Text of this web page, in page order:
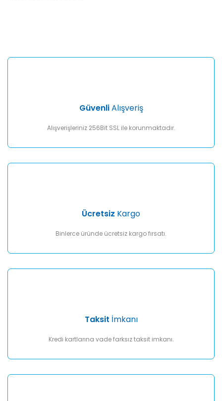
Yorum Yaz
Ürün fiyatı diğer sitelerden daha pahalı.
GüvenliAlışveriş
Alışverişleriniz 256Bit SSL ile korunmaktadır.
Ücretsiz Kargo
Binlerce üründe ücretsiz kargo fırsatı.
Taksit İmkanı
Kredi kartlarına vade farksız taksit imkanı.